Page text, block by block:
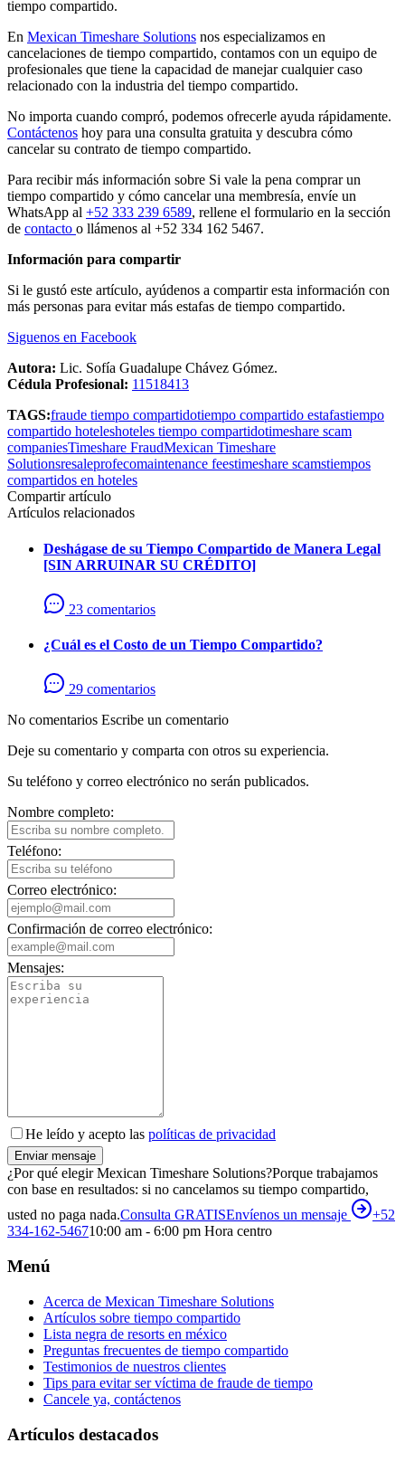
tiempo compartido.
En Mexican Timeshare Solutions nos especializamos en
cancelaciones de tiempo compartido, contamos con un equipo de
profesionales que tiene la capacidad de manejar cualquier caso
relacionado con la industria del tiempo compartido.
No importa cuando compró, podemos ofrecerle ayuda rápidamente.
Contáctenos hoy para una consulta gratuita y descubra cómo
cancelar su contrato de tiempo compartido.
Para recibir más información sobre Si vale la pena comprar un
tiempo compartido y cómo cancelar una membresía, envíe un
WhatsApp al +52 333 239 6589, rellene el formulario en la sección
de contacto o llámenos al +52 334 162 5467.
Información para compartir
Si le gustó este artículo, ayúdenos a compartir esta información con
más personas para evitar más estafas de tiempo compartido.
Siguenos en Facebook
Autora: Lic. Sofía Guadalupe Chávez Gómez.
Cédula Profesional: 11518413
TAGS:fraude tiempo compartidotiempo compartido estafastiempo
compartido hoteleshoteles tiempo compartidotimeshare scam
companiesTimeshare FraudMexican Timeshare
Solutionsresaleprofecomaintenance feestimeshare scamstiempos
compartidos en hoteles
Compartir artículo
Artículos relacionados
Deshágase de su Tiempo Compartido de Manera Legal
[SIN ARRUINAR SU CRÉDITO]
23 comentarios
¿Cuál es el Costo de un Tiempo Compartido?
29 comentarios
No comentarios Escribe un comentario
Deje su comentario y comparta con otros su experiencia.
Su teléfono y correo electrónico no serán publicados.
Nombre completo:
Teléfono:
Correo electrónico:
Confirmación de correo electrónico:
Mensajes:
He leído y acepto las políticas de privacidad
Enviar mensaje
¿Por qué elegir Mexican Timeshare Solutions?Porque trabajamos
con base en resultados: si no cancelamos su tiempo compartido,
usted no paga nada.Consulta GRATISEnvíenos un mensaje
+52
334-162-546710:00 am - 6:00 pm Hora centro
Menú
Acerca de Mexican Timeshare Solutions
Artículos sobre tiempo compartido
Lista negra de resorts en méxico
Preguntas frecuentes de tiempo compartido
Testimonios de nuestros clientes
Tips para evitar ser víctima de fraude de tiempo
Cancele ya, contáctenos
Artículos destacados